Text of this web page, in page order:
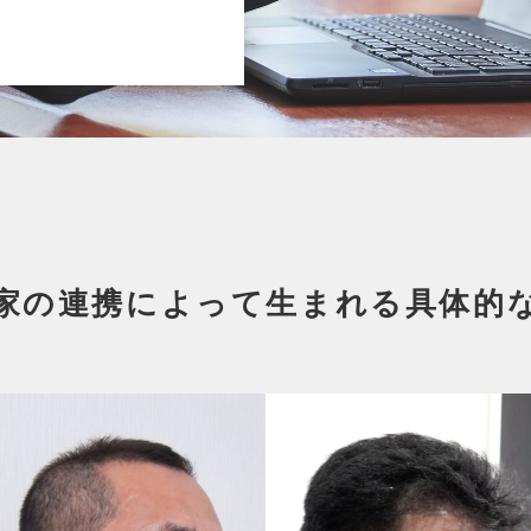
の連携によって生まれる 具体的